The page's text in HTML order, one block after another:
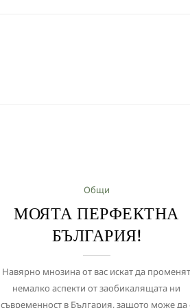
Общи
МОЯТА ПЕРФЕКТНА
БЪЛГАРИЯ!
Навярно мнозина от вас искат да променят
немалко аспекти от заобикалящата ни
съвременност в България, защото може да